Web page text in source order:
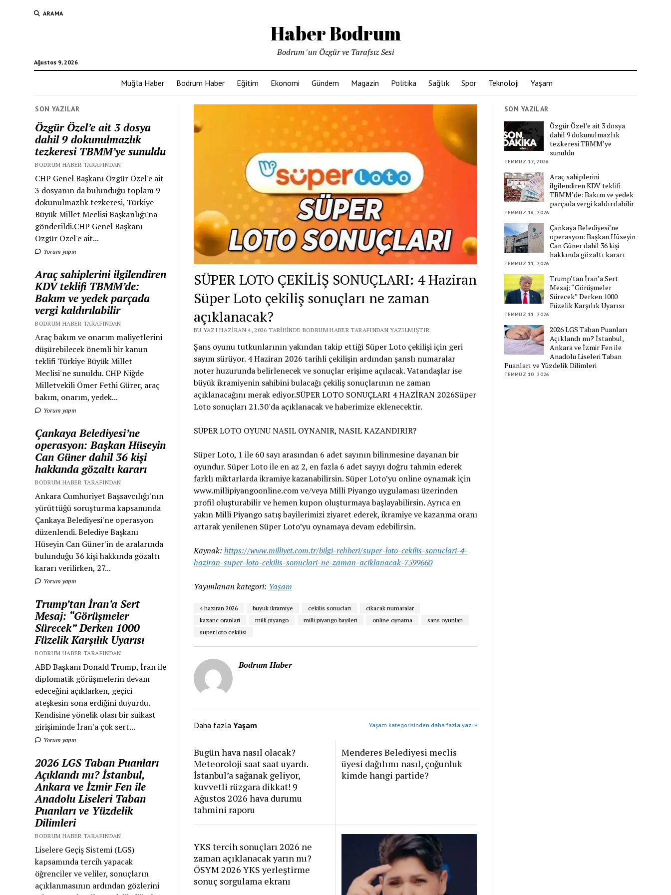
ARAMA
Haber Bodrum
Ağustos 9, 2026
Bodrum 'un Özgür ve Tarafsız Sesi
Muğla Haber Bodrum Haber Eğitim Ekonomi Gündem Magazin Politika Sağlık Spor Teknoloji Yaşam
SON YAZILAR
Özgür Özel’e ait 3 dosya
dahil 9 dokunulmazlık
tezkeresi TBMM’ye sunuldu
BODRUM HABER TARAFINDAN
CHP Genel Başkanı Özgür Özel'e ait
3 dosyanın da bulunduğu toplam 9
dokunulmazlık tezkeresi, Türkiye
Büyük Millet Meclisi Başkanlığı'na
gönderildi.CHP Genel Başkanı
Özgür Özel'e ait...
Yorum yapın
Araç sahiplerini ilgilendiren
KDV teklifi TBMM’de:
Bakım ve yedek parçada
vergi kaldırılabilir
BODRUM HABER TARAFINDAN
Araç bakım ve onarım maliyetlerini
düşürebilecek önemli bir kanun
teklifi Türkiye Büyük Millet
Meclisi'ne sunuldu. CHP Niğde
Milletvekili Ömer Fethi Gürer, araç
bakım, onarım, yedek...
Yorum yapın
Çankaya Belediyesi’ne
operasyon: Başkan Hüseyin
Can Güner dahil 36 kişi
hakkında gözaltı kararı
BODRUM HABER TARAFINDAN
Ankara Cumhuriyet Başsavcılığı'nın
yürüttüğü soruşturma kapsamında
Çankaya Belediyesi'ne operasyon
düzenlendi. Belediye Başkanı
Hüseyin Can Güner'in de aralarında
bulunduğu 36 kişi hakkında gözaltı
kararı verilirken, 27...
Yorum yapın
Trump’tan İran’a Sert
Mesaj: “Görüşmeler
Sürecek” Derken 1000
Füzelik Karşılık Uyarısı
BODRUM HABER TARAFINDAN
ABD Başkanı Donald Trump, İran ile
diplomatik görüşmelerin devam
edeceğini açıklarken, geçici
ateşkesin sona erdiğini duyurdu.
Kendisine yönelik olası bir suikast
girişiminde İran'a çok sert...
Yorum yapın
2026 LGS Taban Puanları
Açıklandı mı? İstanbul,
Ankara ve İzmir Fen ile
Anadolu Liseleri Taban
Puanları ve Yüzdelik
Dilimleri
BODRUM HABER TARAFINDAN
Liselere Geçiş Sistemi (LGS)
kapsamında tercih yapacak
öğrenciler ve veliler, sonuçların
açıklanmasının ardından gözlerini
SÜPER LOTO ÇEKİLİŞ SONUÇLARI: 4 Haziran
Süper Loto çekiliş sonuçları ne zaman
açıklanacak?
BU YAZI HAZIRAN 4, 2026 TARIHINDE BODRUM HABER TARAFINDAN YAZILMIŞTIR.
Şans oyunu tutkunlarının yakından takip ettiği Süper Loto çekilişi için geri
sayım sürüyor. 4 Haziran 2026 tarihli çekilişin ardından şanslı numaralar
noter huzurunda belirlenecek ve sonuçlar erişime açılacak. Vatandaşlar ise
büyük ikramiyenin sahibini bulacağı çekiliş sonuçlarının ne zaman
açıklanacağını merak ediyor.SÜPER LOTO SONUÇLARI 4 HAZİRAN 2026Süper
Loto sonuçları 21.30'da açıklanacak ve haberimize eklenecektir.
SÜPER LOTO OYUNU NASIL OYNANIR, NASIL KAZANDIRIR?
Süper Loto, 1 ile 60 sayı arasından 6 adet sayının bilinmesine dayanan bir
oyundur. Süper Loto ile en az 2, en fazla 6 adet sayıyı doğru tahmin ederek
farklı miktarlarda ikramiye kazanabilirsin. Süper Loto’yu online oynamak için
www.millipiyangoonline.com ve/veya Milli Piyango uygulaması üzerinden
profil oluşturabilir ve hemen kupon oluşturmaya başlayabilirsin. Ayrıca en
yakın Milli Piyango satış bayilerimizi ziyaret ederek, ikramiye ve kazanma oranı
artarak yenilenen Süper Loto’yu oynamaya devam edebilirsin.
Kaynak: https://www.milliyet.com.tr/bilgi-rehberi/super-loto-cekilis-sonuclari-4-
haziran-super-loto-cekilis-sonuclari-ne-zaman-aciklanacak-7599660
Yayımlanan kategori: Yaşam
4 haziran 2026 buyuk ikramiye cekilis sonuclari
cikacak numaralar
kazanc oranlari
milli piyango milli piyango bayileri online oynama
sans oyunlari
super loto cekilisi
Bodrum Haber
Daha fazla Yaşam Yaşam kategorisinden daha fazla yazı »
Bugün hava nasıl olacak?
Meteoroloji saat saat uyardı.
İstanbul’a sağanak geliyor,
kuvvetli rüzgara dikkat! 9
Ağustos 2026 hava durumu
tahmini raporu
Menderes Belediyesi meclis
üyesi dağılımı nasıl, çoğunluk
kimde hangi partide?
YKS tercih sonuçları 2026 ne
zaman açıklanacak yarın mı?
ÖSYM 2026 YKS yerleştirme
sonuç sorgulama ekranı
SON YAZILAR
Özgür Özel’e ait 3 dosya
dahil 9 dokunulmazlık
tezkeresi TBMM’ye
sunuldu
TEMMUZ 17, 2026
Araç sahiplerini
ilgilendiren KDV teklifi
TBMM’de: Bakım ve yedek
parçada vergi kaldırılabilir
TEMMUZ 16, 2026
Çankaya Belediyesi’ne
operasyon: Başkan Hüseyin
Can Güner dahil 36 kişi
hakkında gözaltı kararı
TEMMUZ 11, 2026
Trump’tan İran’a Sert
Mesaj: “Görüşmeler
Sürecek” Derken 1000
Füzelik Karşılık Uyarısı
TEMMUZ 11, 2026
2026 LGS Taban Puanları
Açıklandı mı? İstanbul,
Ankara ve İzmir Fen ile
Anadolu Liseleri Taban
Puanları ve Yüzdelik Dilimleri
TEMMUZ 10, 2026